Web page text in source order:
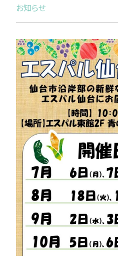
お知らせ